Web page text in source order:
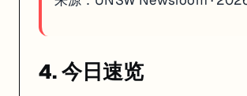
4. 今日速览